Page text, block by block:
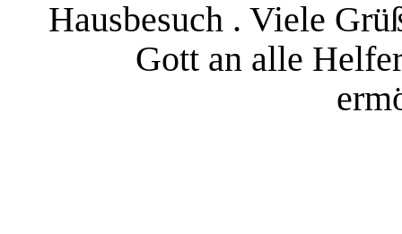
Hausbesuch . Viele
Gott an alle